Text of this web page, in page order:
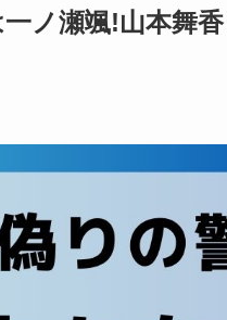
ノ瀬颯!山本舞